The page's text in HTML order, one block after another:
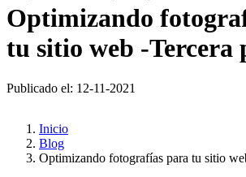
Optimizando
tu sitio web -Tercera
Publicado el: 12-11-2021
Inicio
Blog
Optimizando fotografías para tu sitio